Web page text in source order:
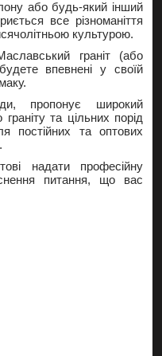
або будь-який інший
все різноманіття
культурою.
граніт (або
впевнені у своїй
пропонує широкий
та цільних порід
постійних та оптових
надати професійну
питання, що вас